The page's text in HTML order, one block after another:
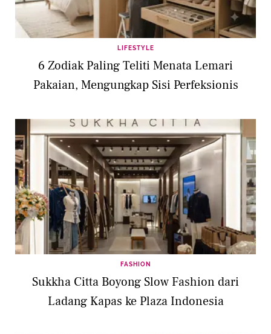
LIFESTYLE
6 Zodiak Paling Teliti Menata Lemari
Pakaian, Mengungkap Sisi Perfeksionis
FASHION
Sukkha Citta Boyong Slow Fashion dari
Ladang Kapas ke Plaza Indonesia